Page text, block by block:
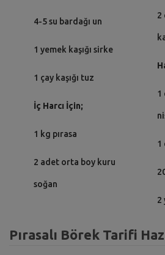
4-5 su bardağı un
1 yemek kaşığı sirke
1 çay kaşığı tuz
İç Harcı İçin;
1 kg pırasa
2 adet orta boy kuru
soğan
2
1
1
2
Pırasalı Börek Tarifi